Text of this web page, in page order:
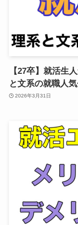
【27卒】就活生
と文系の就職人
2026年3月31日